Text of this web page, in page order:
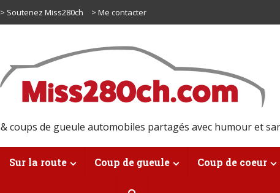
> Soutenez Miss280ch > Me contacter
coups de gueule automobiles partagés avec humour et
Sur la route Coup de gueule Coup de coeur